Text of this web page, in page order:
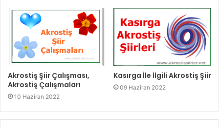
Akrostiş Şiir Çalışması,
Akrostiş Çalışmaları
10 Haziran 2022
Kasırga İle İlgili Akrostiş Şiir
09 Haziran 2022